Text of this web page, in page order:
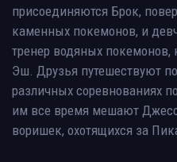
присоединяются Брок,
каменных покемонов, и
тренер водяных покемонов,
Эш. Друзья путешествуют
различных соревнованиях
им все время мешают
воришек, охотящихся за